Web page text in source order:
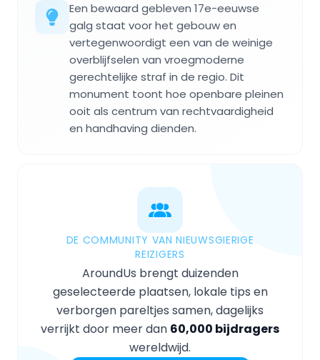
Een bewaard gebleven 17e-eeuwse
galg staat voor het gebouw en
vertegenwoordigt een van de weinige
overblijfselen van vroegmoderne
gerechtelijke straf in de regio. Dit
monument toont hoe openbare pleinen
ooit als centrum van rechtvaardigheid
en handhaving dienden.
DE COMMUNITY VAN NIEUWSGIERIGE
REIZIGERS
AroundUs brengt duizenden
geselecteerde plaatsen, lokale tips en
verborgen pareltjes samen, dagelijks
verrijkt door meer dan 60,000 bijdragers
wereldwijd.